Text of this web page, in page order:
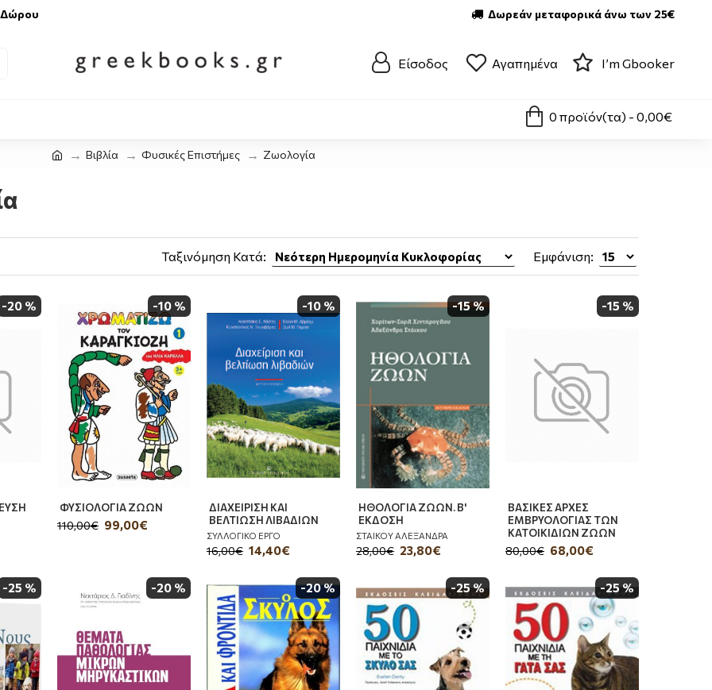
Δώρου Δωρεάν μεταφορικά άνω των 25€
Είσοδος Αγαπημένα I’m Gbooker
0 προϊόν(τα) - 0,00€
Βιβλία Φυσικές Επιστήμες Ζωολογία
Ταξινόμηση Κατά: Εμφάνιση:
-20 % -10 %
ΦΥΣΙΟΛΟΓΙΑ ΖΩΩΝ
99,00€
110,00€
-10 %
ΔΙΑΧΕΙΡΙΣΗ ΚΑΙ
ΒΕΛΤΙΩΣΗ ΛΙΒΑΔΙΩΝ
ΣΥΛΛΟΓΙΚΟ ΕΡΓΟ
14,40€
16,00€
-15 %
ΗΘΟΛΟΓΙΑ ΖΩΩΝ. Β'
ΕΚΔΟΣΗ
ΣΤΑΙΚΟΥ ΑΛΕΞΑΝΔΡΑ
23,80€
28,00€
-15 %
ΒΑΣΙΚΕΣ ΑΡΧΕΣ
ΕΜΒΡΥΟΛΟΓΙΑΣ ΤΩΝ
ΚΑΤΟΙΚΙΔΙΩΝ ΖΩΩΝ
68,00€
80,00€
-25 % -20 % -20 % -25 % -25 %